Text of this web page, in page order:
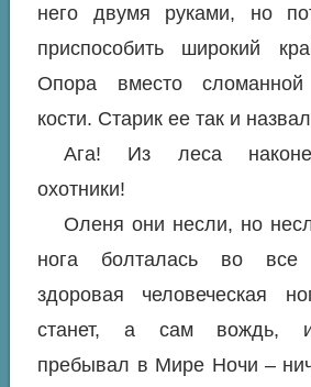
него двумя руками, но
приспособить широкий
Опора вместо
кости. Старик ее так и
Ага! Из леса
охотники!
Оленя они несли, но
нога болталась во все
здоровая человеческая
станет, а сам вождь,
пребывал в Мире Ночи –